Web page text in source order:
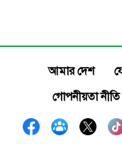
আমার দেশ
গোপনীয়তা নীতি